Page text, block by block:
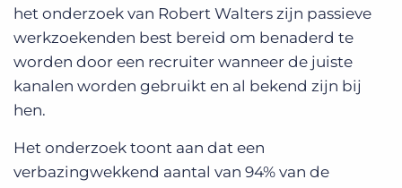
het onderzoek van Robert Walters zijn passieve
werkzoekenden best bereid om benaderd te
worden door een recruiter wanneer de juiste
kanalen worden gebruikt en al bekend zijn bij
hen.
Het onderzoek toont aan dat een
verbazingwekkend aantal van 94% van de